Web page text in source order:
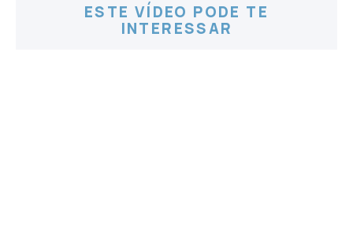
ESTE VÍDEO PODE TE
INTERESSAR